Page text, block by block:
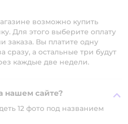
возможно купить
Для этого выберите оплату
Вы платите одну
сразу, а остальные три будут
каждые две недели.
нашем сайте?
12 фото под названием